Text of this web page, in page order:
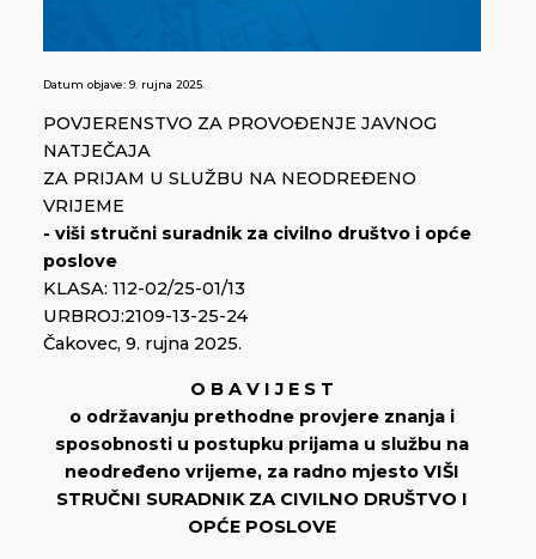
Datum objave: 9. rujna 2025.
POVJERENSTVO ZA PROVOĐENJE JAVNOG
NATJEČAJA
ZA PRIJAM U SLUŽBU NA NEODREĐENO
VRIJEME
- viši stručni suradnik za civilno društvo i opće
poslove
KLASA: 112-02/25-01/13
URBROJ:2109-13-25-24
Čakovec, 9. rujna 2025.
O B A V I J E S T
o održavanju prethodne provjere znanja i
sposobnosti u postupku prijama u službu na
neodređeno vrijeme, za radno mjesto VIŠI
STRUČNI SURADNIK ZA CIVILNO DRUŠTVO I
OPĆE POSLOVE